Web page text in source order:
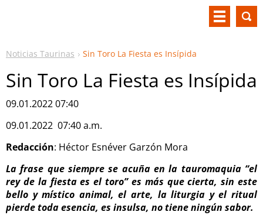
Noticias Taurinas Sin Toro La Fiesta es Insípida
Sin Toro La Fiesta es Insípida
09.01.2022 07:40
09.01.2022 07:40 a.m.
Redacción: Héctor Esnéver Garzón Mora
La frase que siempre se acuña en la tauromaquia “el
rey de la fiesta es el toro” es más que cierta, sin este
bello y místico animal, el arte, la liturgia y el ritual
pierde toda esencia, es insulsa, no tiene ningún sabor.